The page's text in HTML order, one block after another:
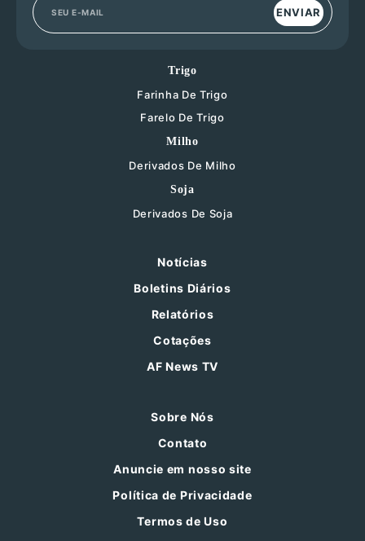
ENVIAR
Trigo
Farinha De Trigo
Farelo De Trigo
Milho
Derivados De Milho
Soja
Derivados De Soja
Notícias
Boletins Diários
Relatórios
Cotações
AF News TV
Sobre Nós
Contato
Anuncie em nosso site
Política de Privacidade
Termos de Uso